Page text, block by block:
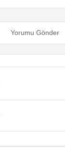
Yorumu Gönder